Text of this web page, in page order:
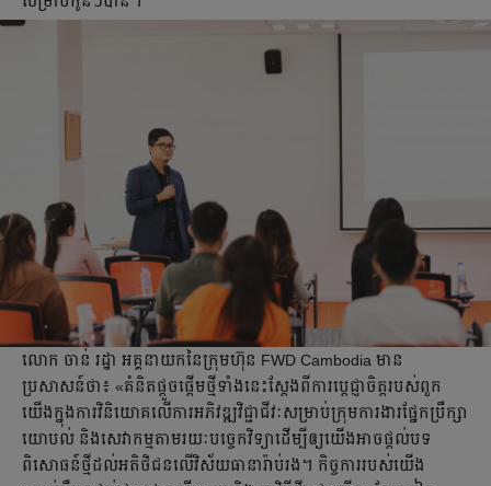
លោក ចាន់ រដ្ឋា អគ្គនាយកនៃក្រុមហ៊ុន FWD Cambodia មាន
ប្រសាសន៍ថា៖ «គំនិតផ្តួចផ្តើមថ្មីទាំងនេះស្តែងពីការប្តេជ្ញាចិត្តរបស់ពួក
យើងក្នុងការវិនិយោគលើការអភិវឌ្ឍវិជ្ជាជីវៈសម្រាប់ក្រុមការងារផ្នែកប្រឹក្សា
យោបល់ និងសេវាកម្មតាមរយៈបច្ចេកវិទ្យាដើម្បីឲ្យយើងអាចផ្ដល់បទ
ពិសោធន៍ថ្មីដល់អតិថិជនលើវិស័យធានារ៉ាប់រង។ កិច្ចការរបស់យើង